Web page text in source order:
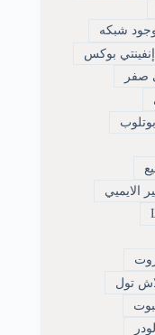
شبكه
إنفينتي بوكس
صفر
بوتلوب
الايميي
تول